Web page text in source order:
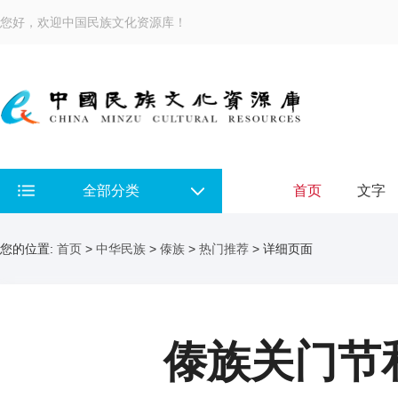
您好，欢迎中国民族文化资源库！
全部分类 首页 文字
您的位置: 首页 > 中华民族 > 傣族 > 热门推荐 > 详细页面
傣族关门节